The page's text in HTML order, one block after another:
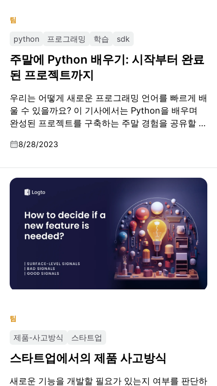
팀
python 프로그래밍 학습 sdk
주말에 Python 배우기: 시작부터 완료
된 프로젝트까지
우리는 어떻게 새로운 프로그래밍 언어를 빠르게 배
울 수 있을까요? 이 기사에서는 Python을 배우며
완성된 프로젝트를 구축하는 주말 경험을 공유할 예
8/28/2023
팀
제품-사고방식 스타트업
스타트업에서의 제품 사고방식
새로운 기능을 개발할 필요가 있는지 여부를 판단하
스타트업에서의 제품 사고방식